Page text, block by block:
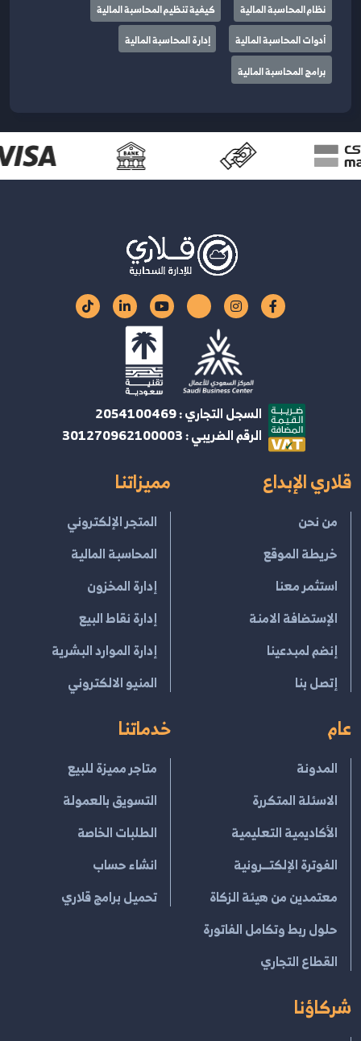
نظام المحاسبة المالية
كيفية تنظيم المحاسبة المالية
أدوات المحاسبة المالية
إدارة المحاسبة المالية
برامج المحاسبة المالية
السجل التجاري : 2054100469
الرقم الضريبي : 301270962100003
قلاري الإبداع
من نحن
خريطة الموقع
استثمر معنا
الإستضافة الامنة
إنضم لمبدعينا
إتصل بنا
مميزاتنا
المتجر الإلكتروني
المحاسبة المالية
إدارة المخزون
إدارة نقاط البيع
إدارة الموارد البشرية
المنيو الالكتروني
عام
المدونة
الاسئلة المتكررة
الأكاديمية التعليمية
الفوترة الإلكتــرونية
معتمدين من هيئة الزكاة
حلول ربط وتكامل الفاتورة
القطاع التجاري
خدماتنا
متاجر مميزة للبيع
التسويق بالعمولة
الطلبات الخاصة
انشاء حساب
تحميل برامج قلاري
شركاؤنا